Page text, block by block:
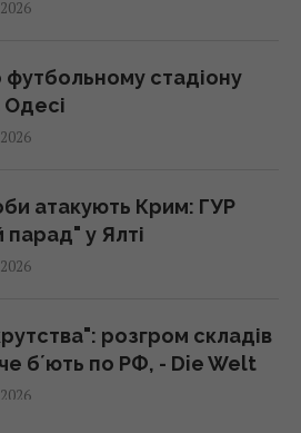
футбольному стадіону
атакують Крим: ГУР
парад" у Ялті
розгром складів
бʼють по РФ, - Die Welt